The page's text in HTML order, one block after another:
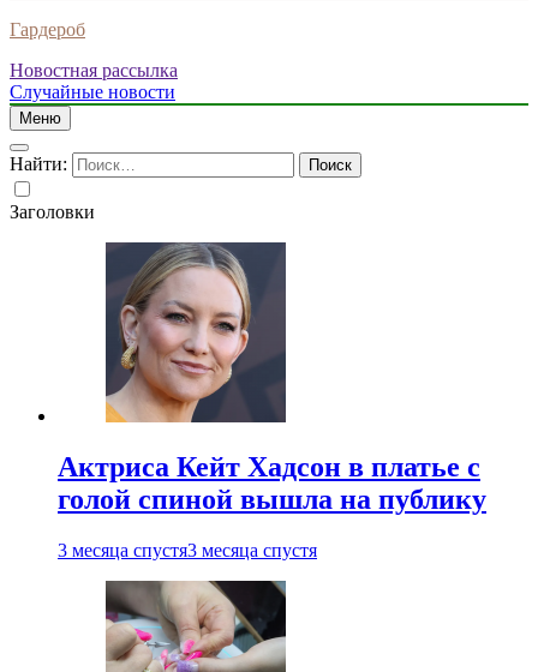
Гардероб
Новостная рассылка
Случайные новости
Меню
Найти:
Заголовки
Актриса Кейт Хадсон в платье с
голой спиной вышла на публику
3 месяца спустя3 месяца спустя